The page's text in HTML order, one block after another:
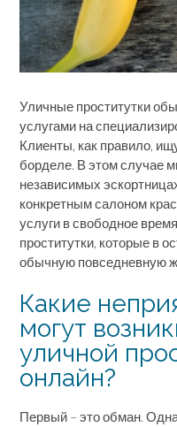
Уличные проститутки
услугами на
Клиенты, как правило,
борделе. В этом случае
независимых
конкретным салоном
услуги в свободное
проститутки, которые в
обычную повседневную
Какие
могут
уличной
онлайн?
Первый – это обман.